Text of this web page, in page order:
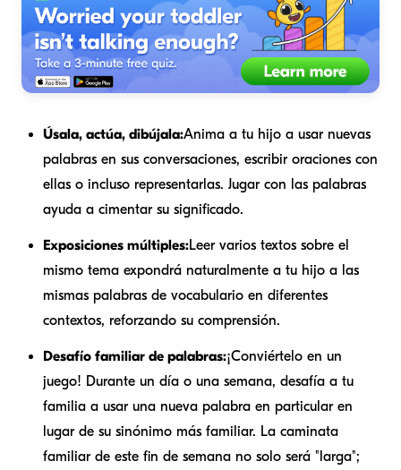
Úsala, actúa, dibújala:Anima a tu hijo a usar nuevas
palabras en sus conversaciones, escribir oraciones con
ellas o incluso representarlas. Jugar con las palabras
ayuda a cimentar su significado.
Exposiciones múltiples:Leer varios textos sobre el
mismo tema expondrá naturalmente a tu hijo a las
mismas palabras de vocabulario en diferentes
contextos, reforzando su comprensión.
Desafío familiar de palabras:¡Conviértelo en un
juego! Durante un día o una semana, desafía a tu
familia a usar una nueva palabra en particular en
lugar de su sinónimo más familiar. La caminata
familiar de este fin de semana no solo será "larga";